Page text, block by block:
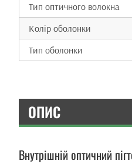
Тип оптичного волокна
Колір оболонки
Тип оболонки
ОПИС
Внутрішній оптичний